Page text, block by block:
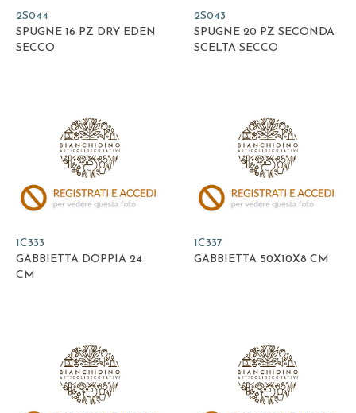
2S044
SPUGNE 16 PZ DRY EDEN
SECCO
2S043
SPUGNE 20 PZ SECONDA
SCELTA SECCO
1C333
GABBIETTA DOPPIA 24
CM
1C337
GABBIETTA 50X10X8 CM